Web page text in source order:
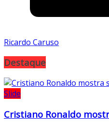
Ricardo Caruso
Destaque
Slide
Cristiano Ronaldo